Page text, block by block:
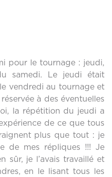
pour le tournage : jeudi,
samedi. Le jeudi était
vendredi au tournage et
à des éventuelles
la répétition du jeudi a
de ce que tous
plus que tout : je
de mes répliques !!! Je
sûr, je l’avais travaillé et
en le lisant tous les